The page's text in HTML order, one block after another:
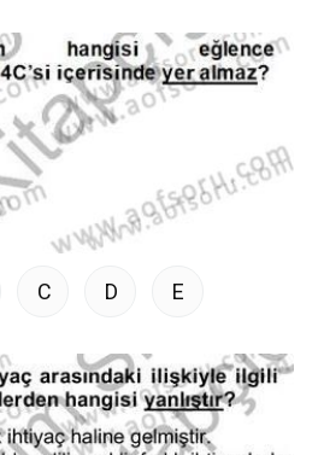
C D E